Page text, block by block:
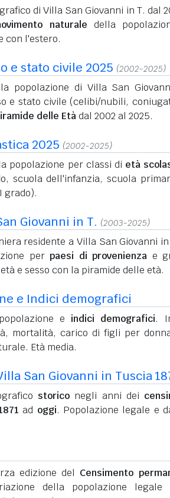
di Villa San Giovanni in T. dal
naturale della
con l'estero.
e stato civile 2025 (2002-2025)
popolazione di Villa San
e stato civile (celibi/nubili,
delle Etàdal 2002 al 2025.
2025 (2002-2025)
popolazione per classi di età
scuola dell'infanzia, scuola
grado).
Giovanni in T. (2003-2025)
residente a Villa San Giovanni
perpaesi di provenienza e
e sesso con la piramide delle età.
e Indici demografici
e indici demografici.
mortalità, carico di figli per
Età media.
San Giovanni in Tuscia
storico negli anni dei
ad oggi. Popolazione legale e
edizione del Censimento
della popolazione